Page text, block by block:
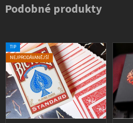
Podobné produkty
TIP
NEJPRODÁVANĚJŠÍ